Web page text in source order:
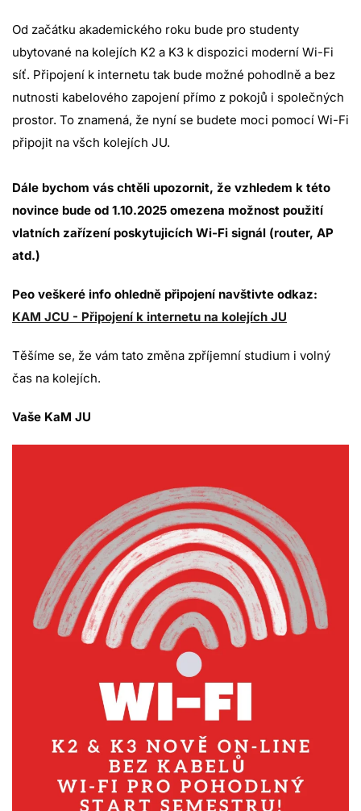
Od začátku akademického roku bude pro studenty
ubytované na kolejích K2 a K3 k dispozici moderní Wi-Fi
síť. Připojení k internetu tak bude možné pohodlně a bez
nutnosti kabelového zapojení přímo z pokojů i společných
prostor. To znamená, že nyní se budete moci pomocí Wi-Fi
připojit na všch kolejích JU.
Dále bychom vás chtěli upozornit, že vzhledem k této
novince bude od 1.10.2025 omezena možnost použití
vlatních zařízení poskytujicích Wi-Fi signál (router, AP
atd.)
Peo veškeré info ohledně připojení navštivte odkaz:
KAM JCU - Připojení k internetu na kolejích JU
Těšíme se, že vám tato změna zpříjemní studium i volný
čas na kolejích.
Vaše KaM JU